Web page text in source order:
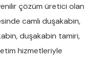
çözüm üretici olan
camlı duşakabin,
,duşakabin tamiri,
hizmetleriyle